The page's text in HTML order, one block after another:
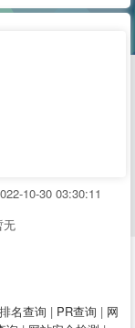
10-30 03:30:11
无
名查询 | PR查询 | 网